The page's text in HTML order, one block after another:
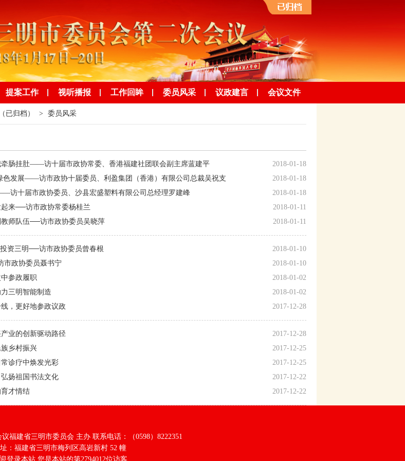
提案工作 视听播报 工作回眸 委员风采 议政建言 会议文件
已归档） > 委员风采
2018-01-18
肠挂肚——访十届市政协常委、香港福建社团联会副主席蓝建平
2018-01-18
色发展——访市政协十届委员、利盈集团（香港）有限公司总裁吴祝支
2018-01-18
访十届市政协委员、沙县宏盛塑料有限公司总经理罗建峰
2018-01-11
来──访市政协常委杨桂兰
2018-01-11
师队伍──访市政协委员吴晓萍
2018-01-10
资三明──访市政协委员曾春根
2018-01-10
市政协委员聂书宁
2018-01-02
参政履职
2018-01-02
三明智能制造
2017-12-28
，更好地参政议政
2017-12-28
业的创新驱动路径
2017-12-25
乡村振兴
2017-12-25
诊疗中焕发光彩
2017-12-22
扬祖国书法文化
2017-12-22
才情结
福建省三明市委员会 主办 联系电话：（0598）8222351
：福建省三明市梅列区高岩新村 52 幢
登录本站 您是本站的第2794012位访客